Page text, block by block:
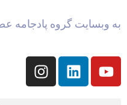
به وبسایت گروه پادجامه